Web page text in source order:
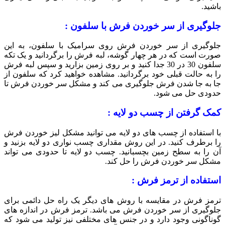
باشید.
جلوگیری از سر خوردن فرش با سلفون :
جلوگیری از سر خوردن فرش روی سرامیک با سلفون، به این
صورت است که در هر چهار گوشه، لبه فرش را برگردانید و یک تکه
سلفون 30 در 30 جدا کنید و بر روی زمین بزارید و سپس لبه فرش
را به حالت قبلی خود برگردانید. مشاهده خواهید کرد که سلفون از
جا به جا شدن فرش جلوگیری می کند و مشکل سر خوردن فرش تا
حدودی حل می شود.
کمک گرفتن از چسب دو لایه :
با استفاده از چسب های دو لایه می توانید مشکل لیز خوردن فرش
را برطرف کنید. در این روش مقداری چسب نواری دو لایه بزنید و
آن را به سطح زمین بچسبانید. چسب دو لایه تا حدودی می تواند
مشکل سر خوردن فرش را حل کند.
استفاده از ترمز فرش :
ترمز فرش در مقایسه با روش های دیگر یک راه حل دائمی برای
جلوگیری از سر خوردن فرش می باشد. ترمز فرش در اندازه های
گوناگونی وجود دارد و در جنس های مختلفی نیز تولید می شود که